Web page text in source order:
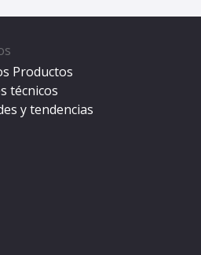
Productos
técnicos
y tendencias